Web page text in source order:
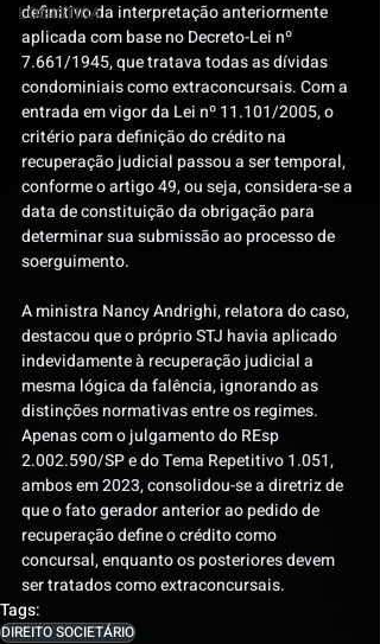
LOGISTICA
definitivo da interpretação anteriormente
aplicada com base no Decreto-Lei nº
7.661/1945, que tratava todas as dívidas
condominiais como extraconcursais. Com a
entrada em vigor da Lei nº 11.101/2005, o
critério para definição do crédito na
recuperação judicial passou a ser temporal,
conforme o artigo 49, ou seja, considera-se a
data de constituição da obrigação para
determinar sua submissão ao processo de
soerguimento.
A ministra Nancy Andrighi, relatora do caso,
destacou que o próprio STJ havia aplicado
indevidamente à recuperação judicial a
mesma lógica da falência, ignorando as
distinções normativas entre os regimes.
Apenas com o julgamento do REsp
2.002.590/SP e do Tema Repetitivo 1.051,
ambos em 2023, consolidou-se a diretriz de
que o fato gerador anterior ao pedido de
recuperação define o crédito como
concursal, enquanto os posteriores devem
ser tratados como extraconcursais.
Tags:
DIREITO SOCIETÁRIO